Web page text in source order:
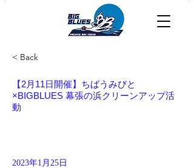
< Back
【2月11日開催】ちばうみびと
×BIGBLUES 幕張の浜クリーンアップ活
動
2023年1月25日